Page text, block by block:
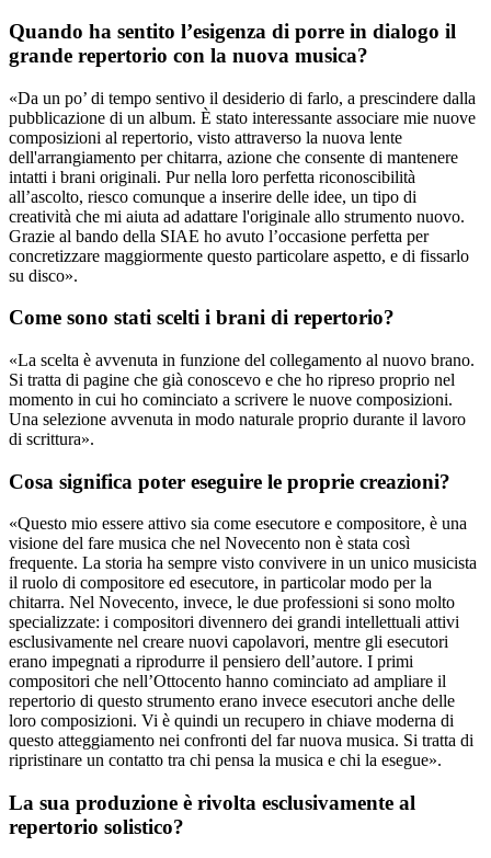
Quando ha sentito l’esigenza di porre in dialogo il
grande repertorio con la nuova musica?
«Da un po’ di tempo sentivo il desiderio di farlo, a prescindere dalla
pubblicazione di un album. È stato interessante associare mie nuove
composizioni al repertorio, visto attraverso la nuova lente
dell'arrangiamento per chitarra, azione che consente di mantenere
intatti i brani originali. Pur nella loro perfetta riconoscibilità
all’ascolto, riesco comunque a inserire delle idee, un tipo di
creatività che mi aiuta ad adattare l'originale allo strumento nuovo.
Grazie al bando della SIAE ho avuto l’occasione perfetta per
concretizzare maggiormente questo particolare aspetto, e di fissarlo
su disco».
Come sono stati scelti i brani di repertorio?
«La scelta è avvenuta in funzione del collegamento al nuovo brano.
Si tratta di pagine che già conoscevo e che ho ripreso proprio nel
momento in cui ho cominciato a scrivere le nuove composizioni.
Una selezione avvenuta in modo naturale proprio durante il lavoro
di scrittura».
Cosa significa poter eseguire le proprie creazioni?
«Questo mio essere attivo sia come esecutore e compositore, è una
visione del fare musica che nel Novecento non è stata così
frequente. La storia ha sempre visto convivere in un unico musicista
il ruolo di compositore ed esecutore, in particolar modo per la
chitarra. Nel Novecento, invece, le due professioni si sono molto
specializzate: i compositori divennero dei grandi intellettuali attivi
esclusivamente nel creare nuovi capolavori, mentre gli esecutori
erano impegnati a riprodurre il pensiero dell’autore. I primi
compositori che nell’Ottocento hanno cominciato ad ampliare il
repertorio di questo strumento erano invece esecutori anche delle
loro composizioni. Vi è quindi un recupero in chiave moderna di
questo atteggiamento nei confronti del far nuova musica. Si tratta di
ripristinare un contatto tra chi pensa la musica e chi la esegue».
La sua produzione è rivolta esclusivamente al
repertorio solistico?